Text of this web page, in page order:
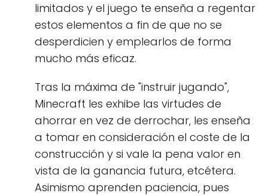
limitados y el juego te enseña a regentar
estos elementos a fin de que no se
desperdicien y emplearlos de forma
mucho más eficaz.
Tras la máxima de "instruir jugando",
Minecraft les exhibe las virtudes de
ahorrar en vez de derrochar, les enseña
a tomar en consideración el coste de la
construcción y si vale la pena valor en
vista de la ganancia futura, etcétera.
Asimismo aprenden paciencia, pues